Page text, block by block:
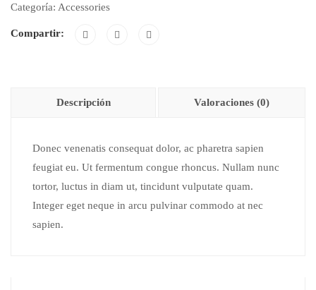
Categoría: Accessories
Compartir:
Descripción Valoraciones (0)
Donec venenatis consequat dolor, ac pharetra sapien
feugiat eu. Ut fermentum congue rhoncus. Nullam nunc
tortor, luctus in diam ut, tincidunt vulputate quam.
Integer eget neque in arcu pulvinar commodo at nec
sapien.